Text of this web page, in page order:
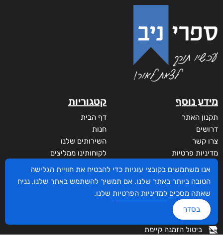
מידע נוסף
תקנון האתר
דרושים
צרו קשר
מדיניות פרטיות
הצהרת נגישות
לקוחות
סביבת סופר
איזור אישי
ביטול הזמנה קיימת
קטגוריות
דף הבית
חנות
השירותים שלנו
לקוחותינו ממליצים
מי אנחנו?
אנו משתמשים בקובצי עוגיות כדי להבטיח את חוויית הגלישה
הטובה ביותר באתר שלנו. אם תמשיך להשתמש באתר שלנו, נניח
שאתה מסכים למדיניות הפרטיות שלנו.
בסדר